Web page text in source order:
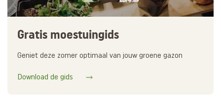
Gratis moestuingids
Geniet deze zomer optimaal van jouw groene gazon
Download de gids